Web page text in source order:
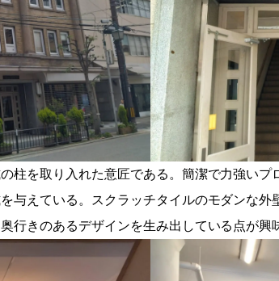
柱を取り入れた意匠である。簡潔で力強い
与えている。スクラッチタイルのモダンな
行きのあるデザインを生み出している点が興